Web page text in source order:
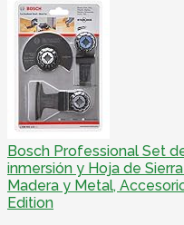
Bosch Professional Set
inmersión y Hoja de
Madera y Metal,
Edition